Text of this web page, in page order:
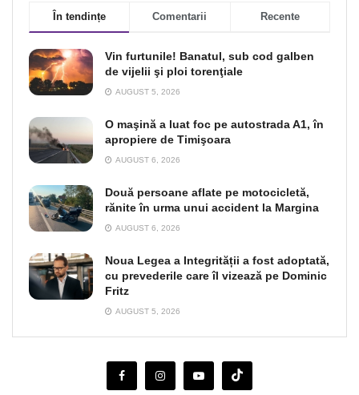
În tendințe Comentarii Recente
Vin furtunile! Banatul, sub cod galben
de vijelii şi ploi torenţiale
AUGUST 5, 2026
O maşină a luat foc pe autostrada A1, în
apropiere de Timişoara
AUGUST 6, 2026
Două persoane aflate pe motocicletă,
rănite în urma unui accident la Margina
AUGUST 6, 2026
Noua Legea a Integrității a fost adoptată,
cu prevederile care îl vizează pe Dominic
Fritz
AUGUST 5, 2026